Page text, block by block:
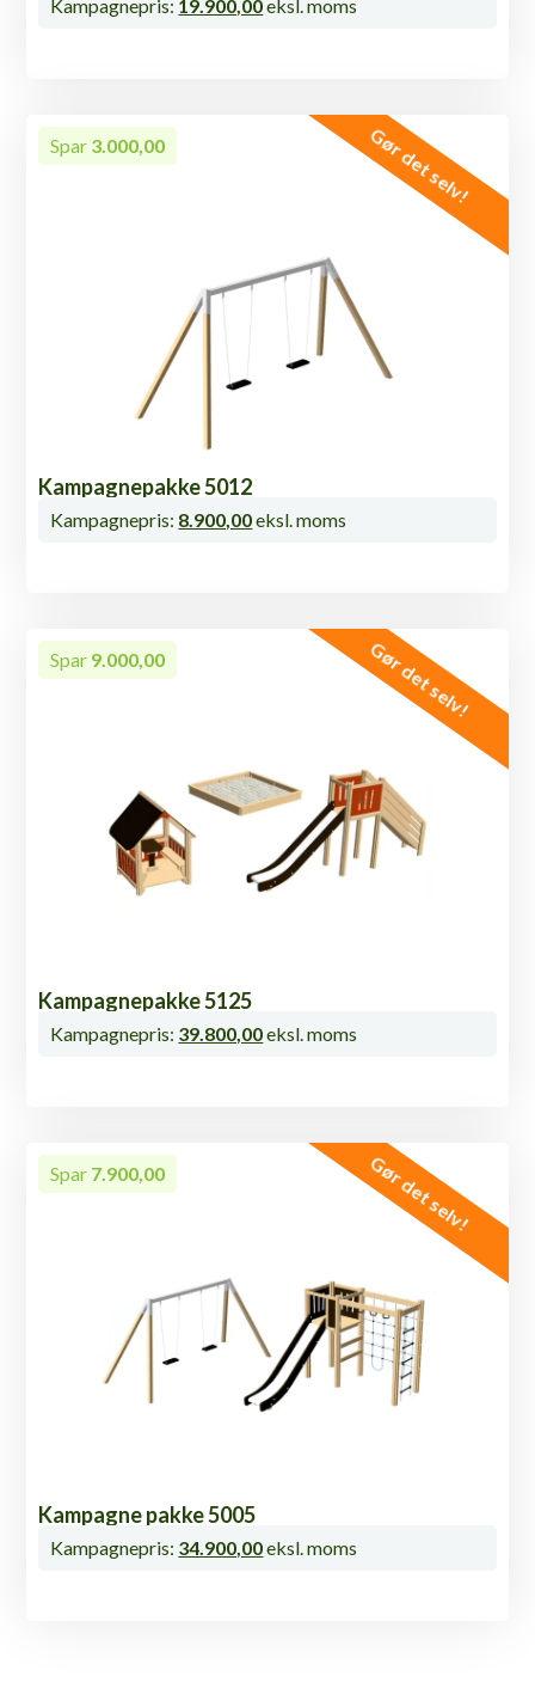
Kampagnepris: 19.900,00eksl. moms
Gør det selv!
Spar 3.000,00
Kampagnepakke 5012
Kampagnepris: 8.900,00eksl. moms
Gør det selv!
Spar 9.000,00
Kampagnepakke 5125
Kampagnepris: 39.800,00eksl. moms
Gør det selv!
Spar 7.900,00
Kampagne pakke 5005
Kampagnepris: 34.900,00eksl. moms